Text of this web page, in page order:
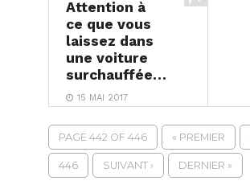
Attention à
ce que vous
laissez dans
une voiture
surchauffée…
15 MAI 2017
PAGE 442 OF 446 « PREMIER
446 SUIVANT › DERNIER »